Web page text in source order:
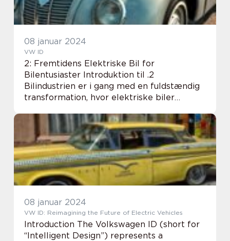
08 januar 2024
VW ID
2: Fremtidens Elektriske Bil for
Bilentusiaster Introduktion til .2
Bilindustrien er i gang med en fuldstændig
transformation, hvor elektriske biler
vi udforske VW ID.2, en kommende
elektrisk bil fra Vol...
08 januar 2024
VW ID: Reimagining the Future of Electric Vehicles
Introduction The Volkswagen ID (short for
“Intelligent Design”) represents a